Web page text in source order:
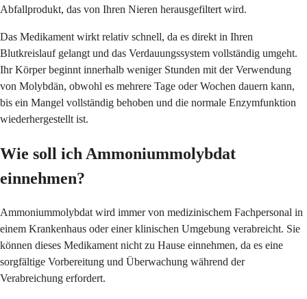
Abfallprodukt, das von Ihren Nieren herausgefiltert wird.
Das Medikament wirkt relativ schnell, da es direkt in Ihren
Blutkreislauf gelangt und das Verdauungssystem vollständig umgeht.
Ihr Körper beginnt innerhalb weniger Stunden mit der Verwendung
von Molybdän, obwohl es mehrere Tage oder Wochen dauern kann,
bis ein Mangel vollständig behoben und die normale Enzymfunktion
wiederhergestellt ist.
Wie soll ich Ammoniummolybdat
einnehmen?
Ammoniummolybdat wird immer von medizinischem Fachpersonal in
einem Krankenhaus oder einer klinischen Umgebung verabreicht. Sie
können dieses Medikament nicht zu Hause einnehmen, da es eine
sorgfältige Vorbereitung und Überwachung während der
Verabreichung erfordert.